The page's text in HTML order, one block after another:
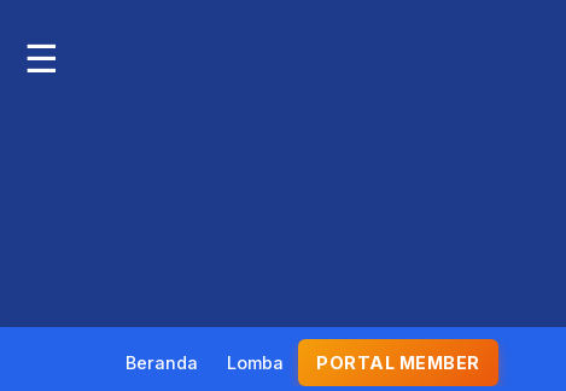
☰
Beranda Lomba PORTAL MEMBER